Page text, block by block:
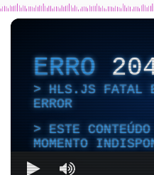
ERRO
HLS.JS FATAL
ERROR
ESTE
MOMENTO